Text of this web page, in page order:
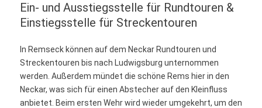
Ein- und Ausstiegsstelle für Rundtouren &
Einstiegsstelle für Streckentouren
In Remseck können auf dem Neckar Rundtouren und
Streckentouren bis nach Ludwigsburg unternommen
werden. Außerdem mündet die schöne Rems hier in den
Neckar, was sich für einen Abstecher auf den Kleinfluss
anbietet. Beim ersten Wehr wird wieder umgekehrt, um den